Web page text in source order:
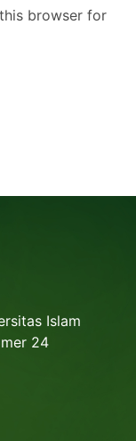
browser for
Islam
24